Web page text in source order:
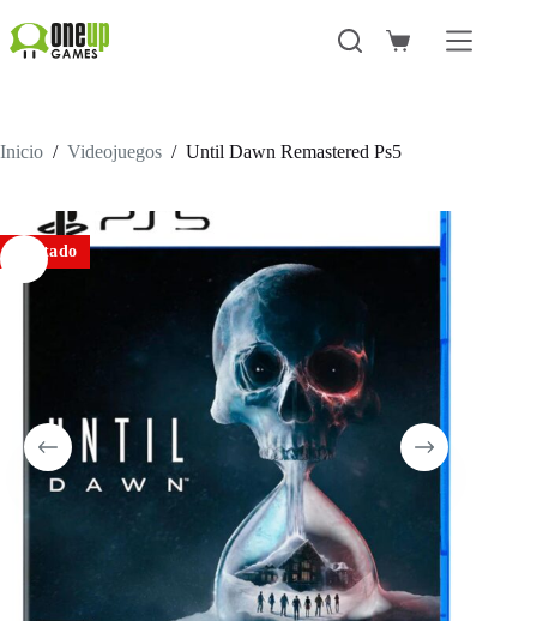
al
contenido
Carro
Inicio / Videojuegos / Until Dawn Remastered Ps5
Agotado